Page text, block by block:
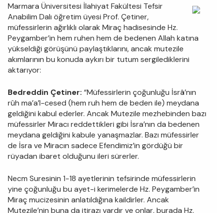
Marmara Üniversitesi İlahiyat Fakültesi Tefsir
Anabilim Dalı öğretim üyesi Prof. Çetiner,
müfessirlerin ağırlıklı olarak Miraç hadisesinde Hz.
Peygamber’in hem ruhen hem de bedenen Allah katına
yükseldiği görüşünü paylaştıklarını, ancak mutezile
akımlarının bu konuda aykırı bir tutum sergilediklerini
aktarıyor:
Bedreddin Çetiner: “Müfessirlerin çoğunluğu İsrâ’nın
rûh ma’a’l-cesed (hem ruh hem de beden ile) meydana
geldiğini kabul ederler. Ancak Mutezile mezhebinden bazı
müfessirler Miracı reddettikleri gibi İsra’nın da bedenen
meydana geldiğini kabule yanaşmazlar. Bazı müfessirler
de İsra ve Miracın sadece Efendimiz’in gördüğü bir
rüyadan ibaret olduğunu ileri sürerler.
Necm Suresinin 1-18 ayetlerinin tefsirinde müfessirlerin
yine çoğunluğu bu ayet-i kerimelerde Hz. Peygamber’in
Miraç mucizesinin anlatıldığına kaildirler. Ancak
Mutezile’nin buna da itirazı vardır ve onlar, burada Hz.